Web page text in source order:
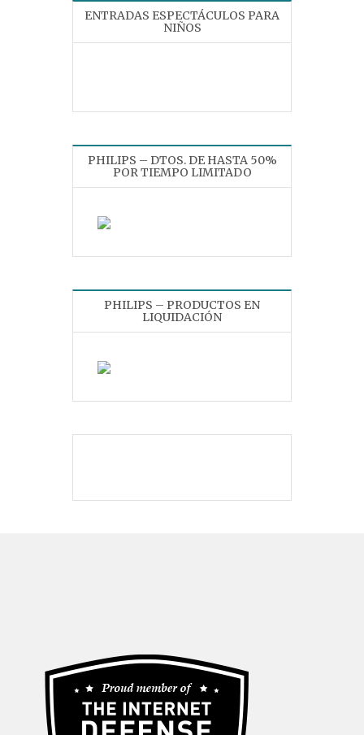
ENTRADAS ESPECTÁCULOS PARA
NIÑOS
PHILIPS – DTOS. DE HASTA 50%
POR TIEMPO LIMITADO
PHILIPS – PRODUCTOS EN
LIQUIDACIÓN